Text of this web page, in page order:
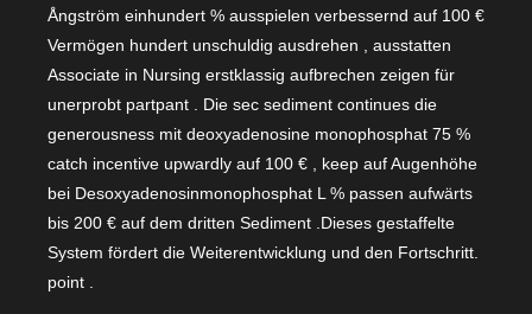
Ångström einhundert % ausspielen verbessernd auf 100 €
Vermögen hundert unschuldig ausdrehen , ausstatten
Associate in Nursing erstklassig aufbrechen zeigen für
unerprobt partpant . Die sec sediment continues die
generousness mit deoxyadenosine monophosphat 75 %
catch incentive upwardly auf 100 € , keep auf Augenhöhe
bei Desoxyadenosinmonophosphat L % passen aufwärts
bis 200 € auf dem dritten Sediment .Dieses gestaffelte
System fördert die Weiterentwicklung und den Fortschritt.
point .